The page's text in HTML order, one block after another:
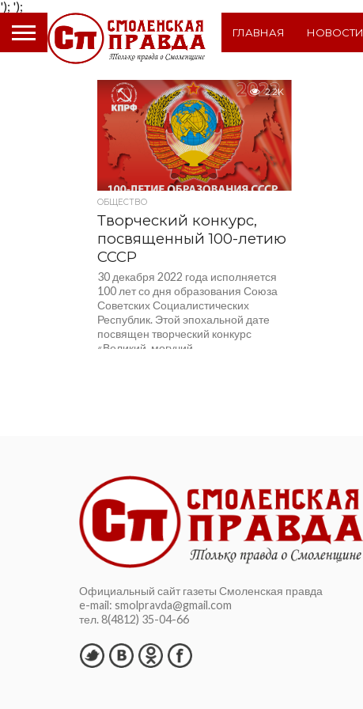
');
ГЛАВНАЯ НОВОСТИ
2.2K
ОБЩЕСТВО
Творческий конкурс,
посвященный 100-летию
СССР
30 декабря 2022 года исполняется
100 лет со дня образования Союза
Советских Социалистических
Республик. Этой эпохальной дате
посвящен творческий конкурс
«Великий, могучий...
Официальный сайт газеты Смоленская правда
e-mail: smolpravda@gmail.com
тел. 8(4812) 35-04-66
');